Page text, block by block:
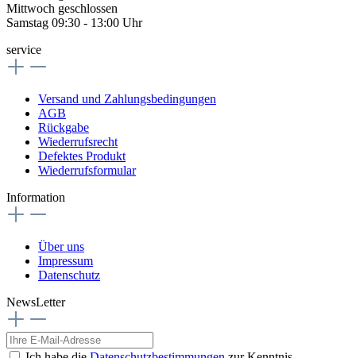
Mittwoch geschlossen
Samstag 09:30 - 13:00 Uhr
service
Versand und Zahlungsbedingungen
AGB
Rückgabe
Wiederrufsrecht
Defektes Produkt
Wiederrufsformular
Information
Über uns
Impressum
Datenschutz
NewsLetter